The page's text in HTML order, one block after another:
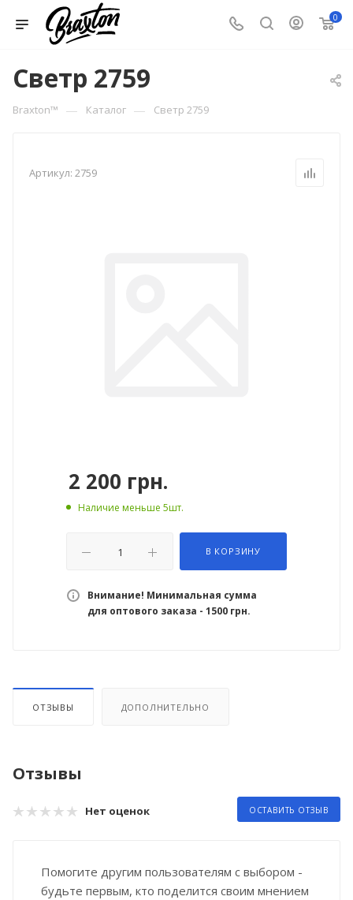
0
Светр 2759
Braxton™ — Каталог — Светр 2759
Артикул: 2759
2 200 грн.
Наличие меньше 5шт.
В КОРЗИНУ
Внимание! Минимальная сумма
для оптового заказа - 1500 грн.
ОТЗЫВЫ ДОПОЛНИТЕЛЬНО
Отзывы
Нет оценок ОСТАВИТЬ ОТЗЫВ
Помогите другим пользователям с выбором -
будьте первым, кто поделится своим мнением